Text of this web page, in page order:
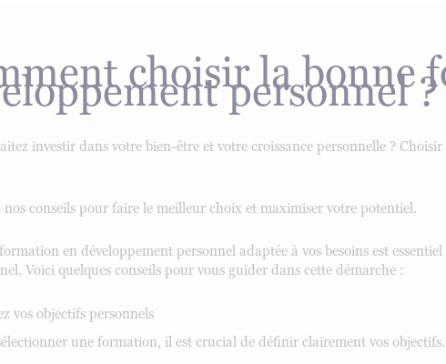
choisir la bonne
personnel ?
investir dans votre bien-être et votre croissance personnelle ?
nos conseils pour faire le meilleur choix et maximiser votre potentiel.
en développement personnel adaptée à vos besoins est
Voici quelques conseils pour vous guider dans cette démarche :
vos objectifs personnels
une formation, il est crucial de définir clairement vos objectifs.